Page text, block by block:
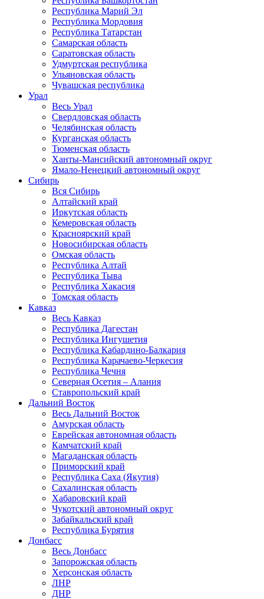
Республика Марий Эл
Республика Мордовия
Республика Татарстан
Самарская область
Саратовская область
Удмуртская республика
Ульяновская область
Чувашская республика
Урал
Весь Урал
Свердловская область
Челябинская область
Курганская область
Тюменская область
Ханты-Мансийский автономный округ
Ямало-Ненецкий автономный округ
Сибирь
Вся Сибирь
Алтайский край
Иркутская область
Кемеровская область
Красноярский край
Новосибирская область
Омская область
Республика Алтай
Республика Тыва
Республика Хакасия
Томская область
Кавказ
Весь Кавказ
Республика Дагестан
Республика Ингушетия
Республика Кабардино-Балкария
Республика Карачаево-Черкесия
Республика Чечня
Северная Осетия – Алания
Ставропольский край
Дальний Восток
Весь Дальний Восток
Амурская область
Еврейская автономная область
Камчатский край
Магаданская область
Приморский край
Республика Саха (Якутия)
Сахалинская область
Хабаровский край
Чукотский автономный округ
Забайкальский край
Республика Бурятия
Донбасс
Весь Донбасс
Запорожская область
Херсонская область
ЛНР
ДНР